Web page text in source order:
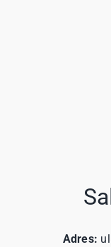
Adres: